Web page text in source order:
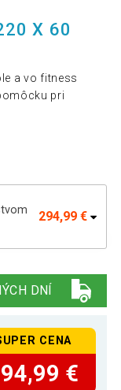
X 60
a vo fitness
pri
294,99 €
95,40 €
DNÍ
CENA
€